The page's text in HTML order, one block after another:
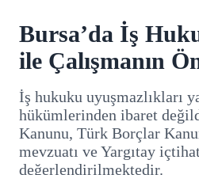
Bursa’da İş
ile Çalışmanın
İş hukuku uyuşmazlıkları
hükümlerinden ibaret
Kanunu, Türk Borçlar
mevzuatı ve Yargıtay
değerlendirilmektedir.